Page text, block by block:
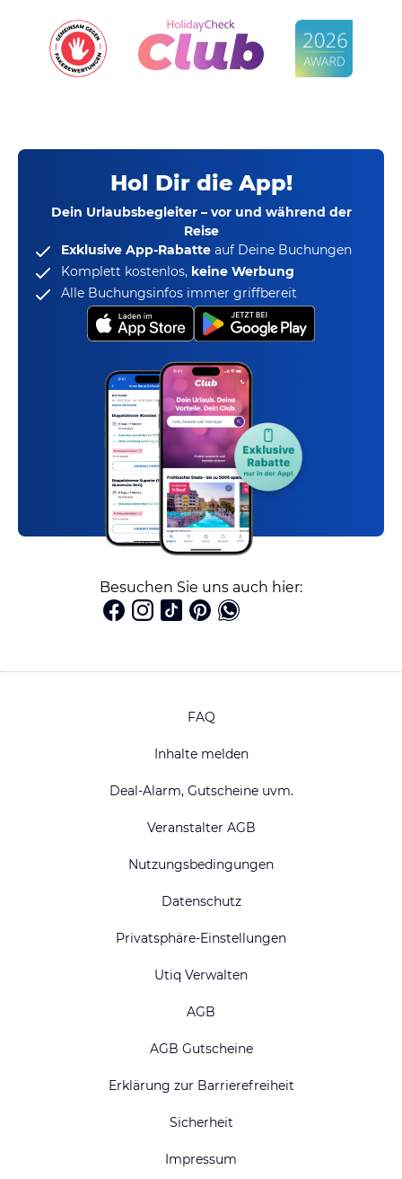
Hol Dir die App!
Dein Urlaubsbegleiter – vor und während der
Reise
Exklusive App-Rabatte auf Deine Buchungen
Komplett kostenlos, keine Werbung
Alle Buchungsinfos immer griffbereit
Besuchen Sie uns auch hier:
FAQ
Inhalte melden
Deal-Alarm, Gutscheine uvm.
Veranstalter AGB
Nutzungsbedingungen
Datenschutz
Privatsphäre-Einstellungen
Utiq Verwalten
AGB
AGB Gutscheine
Erklärung zur Barrierefreiheit
Sicherheit
Impressum